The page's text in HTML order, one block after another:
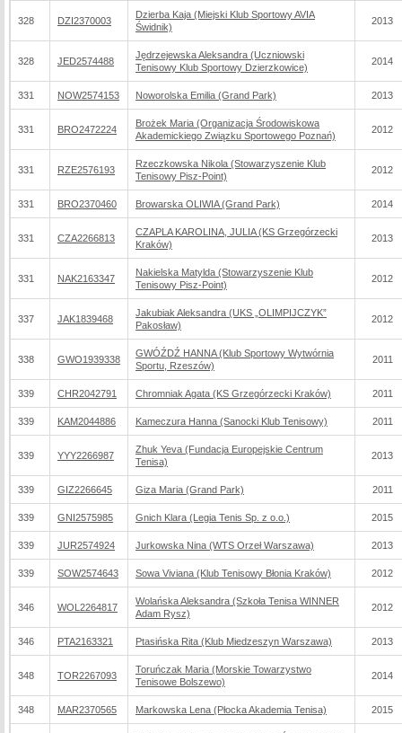
328 DZI2370003
Dzierba Kaja (Miejski Klub Sportowy AVIA
Świdnik)
2013
328 JED2574488
Jędrzejewska Aleksandra (Uczniowski
Tenisowy Klub Sportowy Dzierzkowice)
2014
331 NOW2574153 Noworolska Emilia (Grand Park) 2013
331 BRO2472224
Brożek Maria (Organizacja Środowiskowa
Akademickiego Związku Sportowego Poznań)
2012
331 RZE2576193
Rzeczkowska Nikola (Stowarzyszenie Klub
Tenisowy Pisz-Point)
2012
331 BRO2370460 Browarska OLIWIA (Grand Park) 2014
331 CZA2266813
CZAPLA KAROLINA, JULIA (KS Grzegórzecki
Kraków)
2013
331 NAK2163347
Nakielska Matylda (Stowarzyszenie Klub
Tenisowy Pisz-Point)
2012
337 JAK1839468
Jakubiak Aleksandra (UKS „OLIMPIJCZYK”
Pakosław)
2012
338 GWO1939338
GWÓŹDŹ HANNA (Klub Sportowy Wytwórnia
Sportu, Rzeszów)
2011
339 CHR2042791 Chromniak Agata (KS Grzegórzecki Kraków) 2011
339 KAM2044886 Kameczura Hanna (Sanocki Klub Tenisowy) 2011
339 YYY2266987
Zhuk Yeva (Fundacja Europejskie Centrum
Tenisa)
2013
339 GIZ2266645 Giza Maria (Grand Park) 2011
339 GNI2575985 Gnich Klara (Legia Tenis Sp. z o.o.) 2015
339 JUR2574924 Jurkowska Nina (WTS Orzeł Warszawa) 2013
339 SOW2574643 Sowa Viviana (Klub Tenisowy Błonia Kraków) 2012
346 WOL2264817
Wolańska Aleksandra (Szkoła Tenisa WINNER
Adam Rysz)
2012
346 PTA2163321 Ptasińska Rita (Klub Miedzeszyn Warszawa) 2013
348 TOR2267093
Toruńczak Maria (Morskie Towarzystwo
Tenisowe Bolszewo)
2014
348 MAR2370565 Markowska Lena (Płocka Akademia Tenisa) 2015